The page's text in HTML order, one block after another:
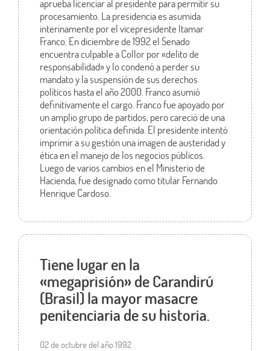
aprueba licenciar al presidente para permitir su
procesamiento. La presidencia es asumida
interinamente por el vicepresidente Itamar
Franco. En diciembre de 1992 el Senado
encuentra culpable a Collor por «delito de
responsabilidad» y lo condenó a perder su
mandato y la suspensión de sus derechos
políticos hasta el año 2000. Franco asumió
definitivamente el cargo. Franco fue apoyado por
un amplio grupo de partidos, pero careció de una
orientación política definida. El presidente intentó
imprimir a su gestión una imagen de austeridad y
ética en el manejo de los negocios públicos.
Luego de varios cambios en el Ministerio de
Hacienda, fue designado como titular Fernando
Henrique Cardoso.
Tiene lugar en la
«megaprisión» de Carandirú
(Brasil) la mayor masacre
penitenciaria de su historia.
02 de octubre del año 1992